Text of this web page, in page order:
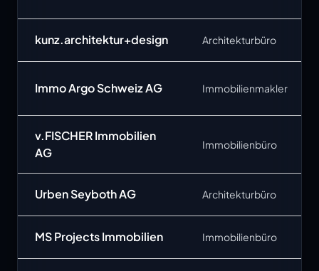
kunz.architektur+design Architekturbüro
Immo Argo Schweiz AG Immobilienmakler
v.FISCHER Immobilien
AG
Immobilienbüro
Urben Seyboth AG Architekturbüro
MS Projects Immobilien Immobilienbüro